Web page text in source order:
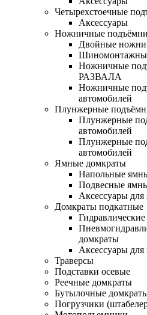
Четырехстоечные
Аксессуары
Ножничные
Двойные
Ножничные
РАЗВАЛА
Ножничные
автомобилей
Плунжерные
Плунжерные
автомобилей
Плунжерные
автомобилей
Ямные домкраты
Напольные
Подвесные
Аксессуары
Домкраты подкатные
домкраты
Аксессуары
Траверсы
Подставки осевые
Реечные домкраты
Бутылочные
Погрузчики